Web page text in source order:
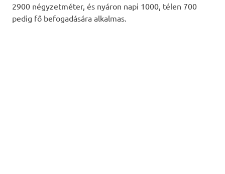
2900 négyzetméter, és nyáron napi 1000, télen 700
pedig fő befogadására alkalmas.